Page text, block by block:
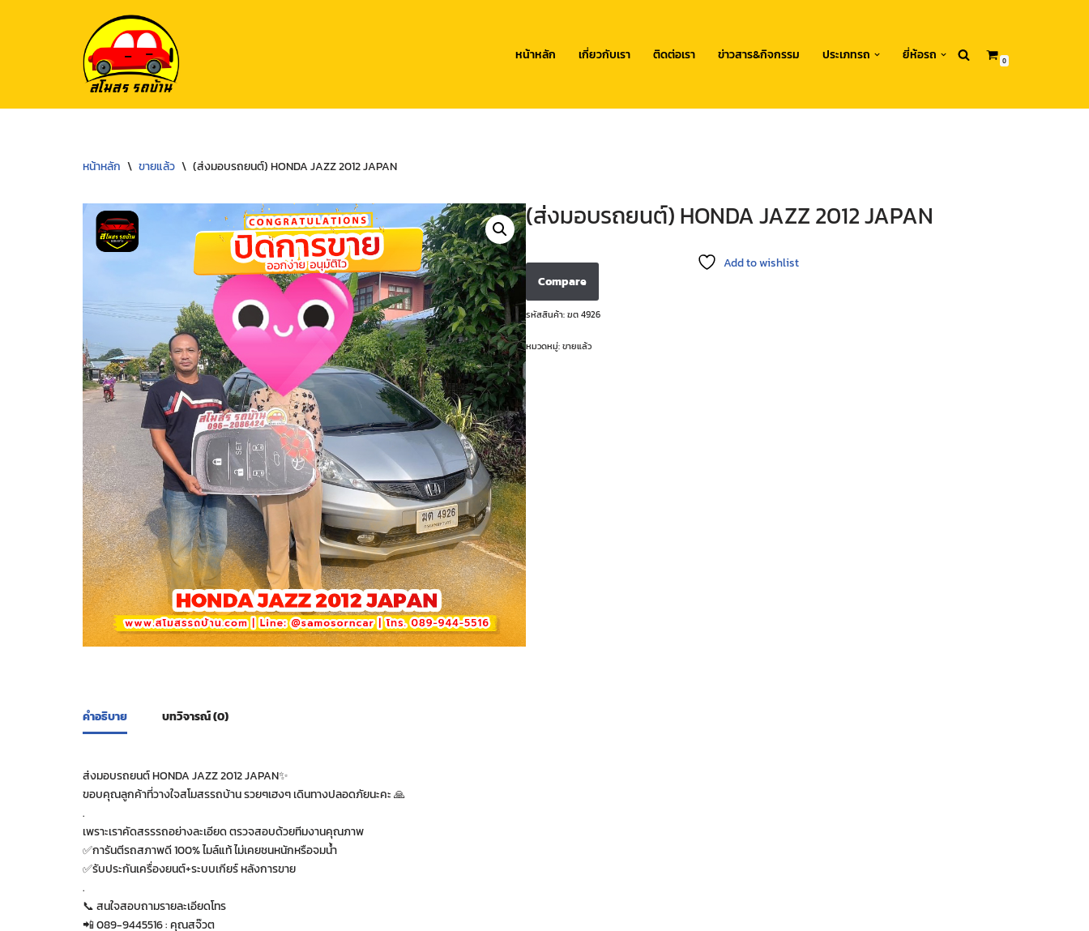
หน้าหลัก เกี่ยวกับเรา ติดต่อเรา ข่าวสาร&กิจกรรม ประเภทรถ ยี่ห้อรถ 0
หน้าหลัก \ ขายแล้ว \ (ส่งมอบรถยนต์) HONDA JAZZ 2012 JAPAN
(ส่งมอบรถยนต์) HONDA JAZZ 2012 JAPAN
Add to wishlist
Compare
รหัสสินค้า:ฆต 4926
หมวดหมู่:ขายแล้ว
คำอธิบาย บทวิจารณ์ (0)
ส่งมอบรถยนต์ HONDA JAZZ 2012 JAPAN✨
ขอบคุณลูกค้าที่วางใจสโมสรรถบ้าน รวยๆเฮงๆ เดินทางปลอดภัยนะคะ 🙏
.
เพราะเราคัดสรรรถอย่างละเอียด ตรวจสอบด้วยทีมงานคุณภาพ
✅การันตีรถสภาพดี 100% ไมล์แท้ ไม่เคยชนหนักหรือจมน้ำ
✅รับประกันเครื่องยนต์+ระบบเกียร์ หลังการขาย
.
📞 สนใจสอบถามรายละเอียดโทร
📲 089-9445516 : คุณสจ๊วต